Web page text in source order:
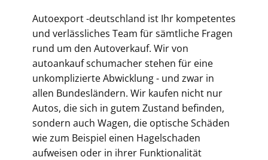
Autoexport -deutschland ist Ihr kompetentes
und verlässliches Team für sämtliche Fragen
rund um den Autoverkauf. Wir von
autoankauf schumacher stehen für eine
unkomplizierte Abwicklung - und zwar in
allen Bundesländern. Wir kaufen nicht nur
Autos, die sich in gutem Zustand befinden,
sondern auch Wagen, die optische Schäden
wie zum Beispiel einen Hagelschaden
aufweisen oder in ihrer Funktionalität